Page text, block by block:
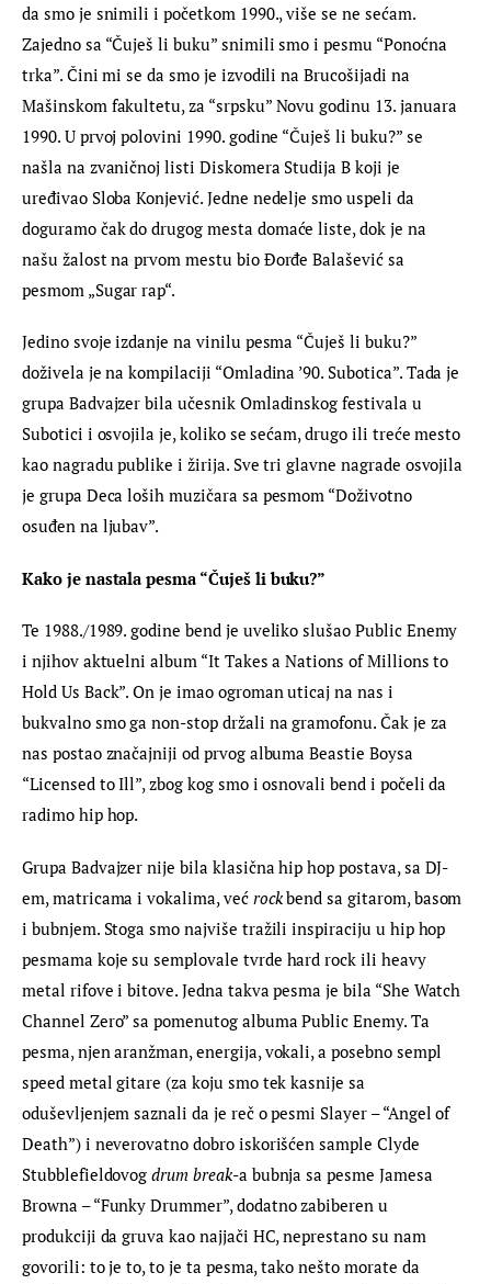
da smo je snimili i početkom 1990., više se ne sećam.
Zajedno sa “Čuješ li buku” snimili smo i pesmu “Ponoćna
trka”. Čini mi se da smo je izvodili na Brucošijadi na
Mašinskom fakultetu, za “srpsku” Novu godinu 13. januara
1990. U prvoj polovini 1990. godine “Čuješ li buku?” se
našla na zvaničnoj listi Diskomera Studija B koji je
uređivao Sloba Konjević. Jedne nedelje smo uspeli da
doguramo čak do drugog mesta domaće liste, dok je na
našu žalost na prvom mestu bio Đorđe Balašević sa
pesmom „Sugar rap“.
Jedino svoje izdanje na vinilu pesma “Čuješ li buku?”
doživela je na kompilaciji “Omladina ’90. Subotica”. Tada je
grupa Badvajzer bila učesnik Omladinskog festivala u
Subotici i osvojila je, koliko se sećam, drugo ili treće mesto
kao nagradu publike i žirija. Sve tri glavne nagrade osvojila
je grupa Deca loših muzičara sa pesmom “Doživotno
osuđen na ljubav”.
Kako je nastala pesma “Čuješ li buku?”
Te 1988./1989. godine bend je uveliko slušao Public Enemy
i njihov aktuelni album “It Takes a Nations of Millions to
Hold Us Back”. On je imao ogroman uticaj na nas i
bukvalno smo ga non-stop držali na gramofonu. Čak je za
nas postao značajniji od prvog albuma Beastie Boysa
“Licensed to Ill”, zbog kog smo i osnovali bend i počeli da
radimo hip hop.
Grupa Badvajzer nije bila klasična hip hop postava, sa DJ-
em, matricama i vokalima, već rock bend sa gitarom, basom
i bubnjem. Stoga smo najviše tražili inspiraciju u hip hop
pesmama koje su semplovale tvrde hard rock ili heavy
metal rifove i bitove. Jedna takva pesma je bila “She Watch
Channel Zero” sa pomenutog albuma Public Enemy. Ta
pesma, njen aranžman, energija, vokali, a posebno sempl
speed metal gitare (za koju smo tek kasnije sa
oduševljenjem saznali da je reč o pesmi Slayer – “Angel of
Death”) i neverovatno dobro iskorišćen sample Clyde
Stubblefieldovog drum break-a bubnja sa pesme Jamesa
Browna – “Funky Drummer”, dodatno zabiberen u
produkciji da gruva kao najjači HC, neprestano su nam
govorili: to je to, to je ta pesma, tako nešto morate da